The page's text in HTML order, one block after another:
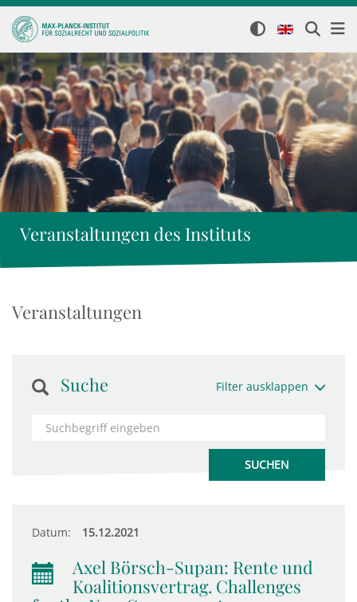
Veranstaltungen des Instituts
Veranstaltungen
Suche Filter ausklappen
Datum: 15.12.2021
Axel Börsch-Supan: Rente und
Koalitionsvertrag. Challenges